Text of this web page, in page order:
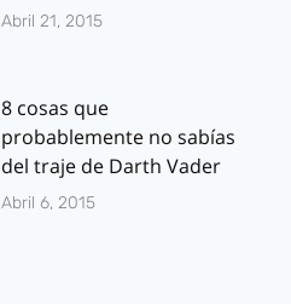
Abril 21, 2015
8 cosas que
probablemente no sabías
del traje de Darth Vader
Abril 6, 2015